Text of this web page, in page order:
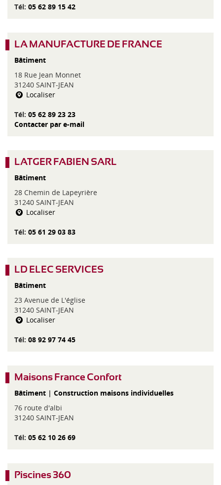
Tél: 05 62 89 15 42
LA MANUFACTURE DE FRANCE
Bâtiment
18 Rue Jean Monnet
31240 SAINT-JEAN
Localiser
Tél: 05 62 89 23 23
Contacter par e-mail
LATGER FABIEN SARL
Bâtiment
28 Chemin de Lapeyrière
31240 SAINT-JEAN
Localiser
Tél: 05 61 29 03 83
LD ELEC SERVICES
Bâtiment
23 Avenue de L'église
31240 SAINT-JEAN
Localiser
Tél: 08 92 97 74 45
Maisons France Confort
Bâtiment | Construction maisons individuelles
76 route d'albi
31240 SAINT-JEAN
Tél: 05 62 10 26 69
Piscines 360